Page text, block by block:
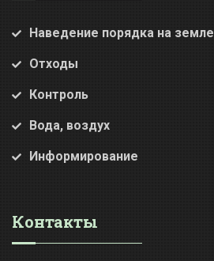
Наведение порядка на земле
Отходы
Контроль
Вода, воздух
Информирование
Контакты